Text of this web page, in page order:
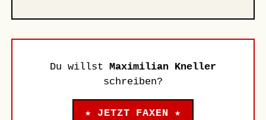
Du willst Maximilian Kneller
schreiben?
★ JETZT FAXEN ★